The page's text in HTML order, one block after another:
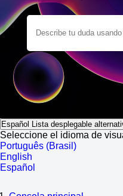
Español Lista desplegable
Seleccione el idioma de
Português (Brasil)
English
Español